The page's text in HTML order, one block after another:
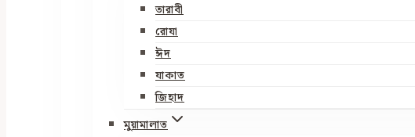
তারাবী
রোযা
ঈদ
যাকাত
জিহাদ
মুয়ামালাত